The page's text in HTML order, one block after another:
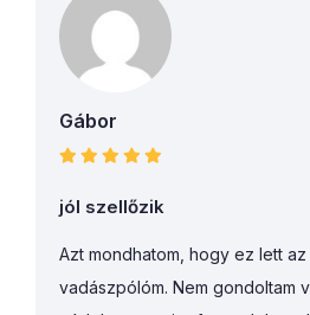
Gábor
jól szellőzik
Azt mondhatom, hogy ez lett
vadászpólóm. Nem gondoltam